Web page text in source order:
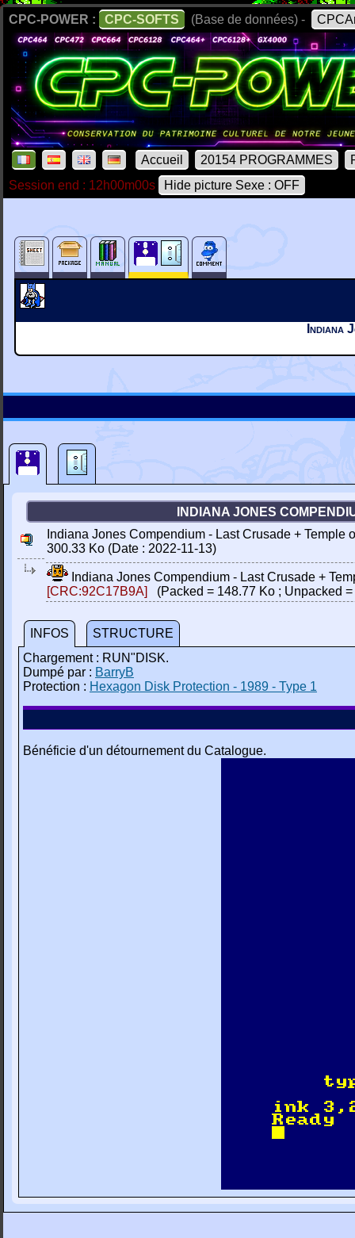
CPC-POWER : CPC-SOFTS (Base de données) -
Accueil 20154 PROGRAMMES
Session end : 12h00m00s
Hide picture Sexe : OFF
Indiana
INDIANA JONES
Indiana Jones Compendium - Last Crusade +
300.33 Ko (Date : 2022-11-13)
Indiana Jones Compendium - Last Crusade +
[CRC:92C17B9A]
(Packed = 148.77 Ko ; Unpacked
INFOS
STRUCTURE
Chargement : RUN"DISK.
Dumpé par : BarryB
Protection : Hexagon Disk Protection - 1989 - Type 1
Bénéficie d'un détournement du Catalogue.